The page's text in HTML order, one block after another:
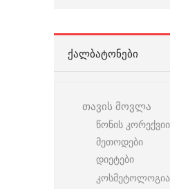
ᲥᲐᲚᲑᲐᲢᲝᲜᲔᲑᲘ
თავის მოვლა
წონის
მეთოდები
დიეტები
კოსმეტოლოგია